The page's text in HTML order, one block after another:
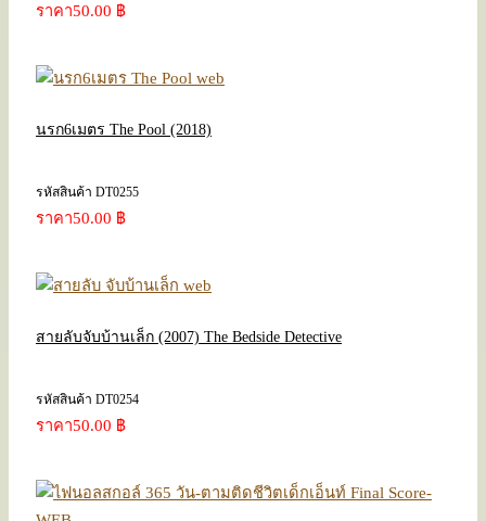
ราคา50.00 ฿
นรก6เมตร The Pool (2018)
รหัสสินค้า DT0255
ราคา50.00 ฿
สายลับจับบ้านเล็ก (2007) The Bedside Detective
รหัสสินค้า DT0254
ราคา50.00 ฿